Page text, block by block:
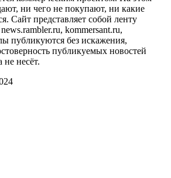
ни чего не покупают, ни какие
Сайт представляет собой ленту
kommersant.ru,
публикуются без искажения,
публикуемых новостей
несёт.